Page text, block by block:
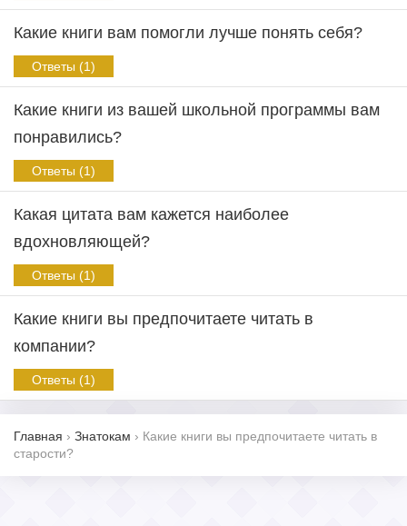
Какие книги вам помогли лучше понять себя?
Ответы (1)
Какие книги из вашей школьной программы вам
понравились?
Ответы (1)
Какая цитата вам кажется наиболее
вдохновляющей?
Ответы (1)
Какие книги вы предпочитаете читать в
компании?
Ответы (1)
Главная › Знатокам › Какие книги вы предпочитаете читать в
старости?